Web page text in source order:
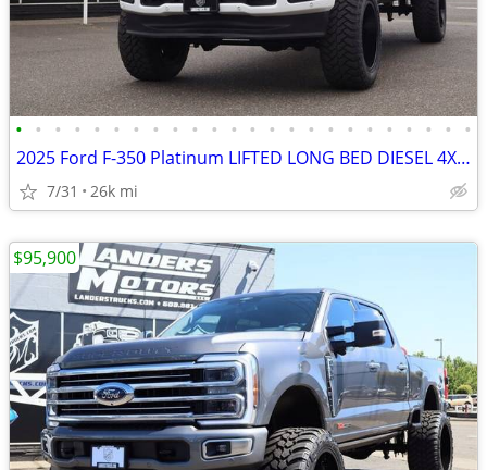
• • • • • • • • • • • • • • • • • • • • • • • •
2025 Ford F-350 Platinum LIFTED LONG BED DIESEL 4X4 LOADED
7/31 26k mi
$95,900